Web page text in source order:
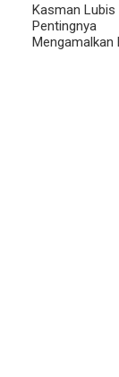
Kasman Lubis
Pentingnya
Mengamalkan